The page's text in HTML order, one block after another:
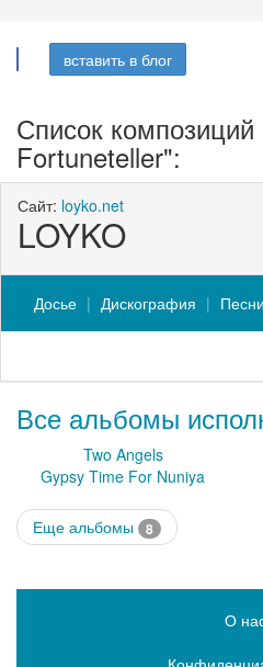
вставить в блог
Список
Fortuneteller":
Сайт: loyko.net
LOYKO
Досье Дискография Песни
Все альбомы
Two Angels
Gypsy Time For Nuniya
Еще альбомы 8
О